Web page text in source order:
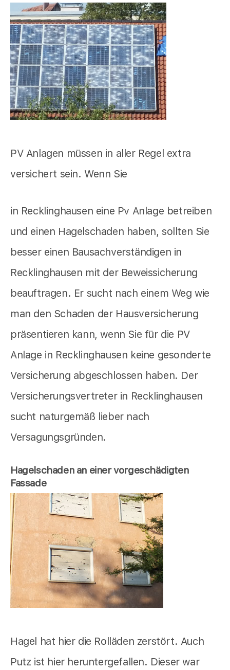
PV Anlagen müssen in aller Regel extra
versichert sein. Wenn Sie
in Recklinghausen eine Pv Anlage betreiben
und einen Hagelschaden haben, sollten Sie
besser einen Bausachverständigen in
Recklinghausen mit der Beweissicherung
beauftragen. Er sucht nach einem Weg wie
man den Schaden der Hausversicherung
präsentieren kann, wenn Sie für die PV
Anlage in Recklinghausen keine gesonderte
Versicherung abgeschlossen haben. Der
Versicherungsvertreter in Recklinghausen
sucht naturgemäß lieber nach
Versagungsgründen.
Hagelschaden an einer vorgeschädigten
Fassade
Hagel hat hier die Rolläden zerstört. Auch
Putz ist hier heruntergefallen. Dieser war